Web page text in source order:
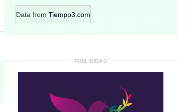
Data from Tiempo3.com
PUBLICIDAD